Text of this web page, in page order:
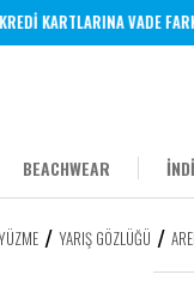
KARTLARINA VADE
BEACHWEAR
YARIŞ GÖZLÜĞÜ